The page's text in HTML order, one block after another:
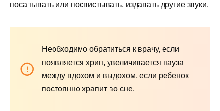
посапывать или посвистывать, издавать другие звуки.
Необходимо обратиться к врачу, если
появляется хрип, увеличивается пауза
между вдохом и выдохом, если ребенок
постоянно храпит во сне.